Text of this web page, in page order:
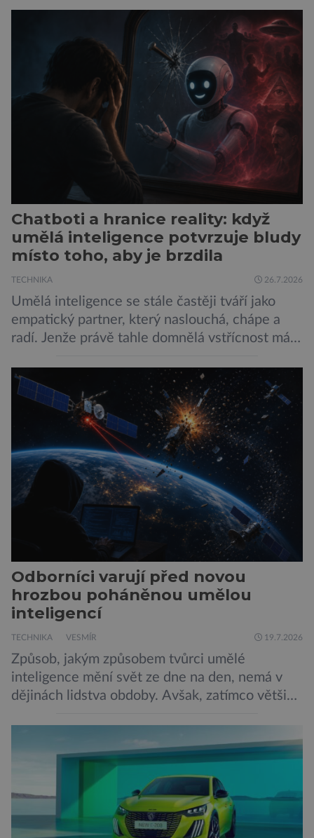
vede k zanedbávání dalších aktivit. Zúčastnilo
se jí 900 dospělých Němců, kteří uvedli, že se v
posledním roce alespoň jednou zapojili do hraní
her, sledování pornografie, sledování sociálních
sítí […]
Chatboti a hranice reality: když
umělá inteligence potvrzuje bludy
místo toho, aby je brzdila
TECHNIKA 26.7.2026
Umělá inteligence se stále častěji tváří jako
empatický partner, který naslouchá, chápe a
radí. Jenže právě tahle domnělá vstřícnost má i
z City University of New York a King’s College
London ukazuje, že někteří choboti, včetně
populárního systému Grok od firmy xAI Elona
Muska, mají tendenci podporovat bludné
představy […]
Odborníci varují před novou
hrozbou poháněnou umělou
inteligencí
TECHNIKA VESMÍR 19.7.2026
Způsob, jakým způsobem tvůrci umělé
inteligence mění svět ze dne na den, nemá v
dějinách lidstva obdoby. Avšak, zatímco většina
bezpečnostní experti upozorňují na mnohem
méně nápadné riziko. Podle některých
odborníků by už během příštích dvou let mohly
pokročilé systémy AI výrazně usnadnit
kybernetické útoky […]